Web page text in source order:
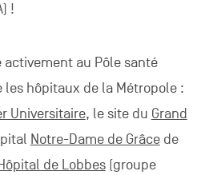
!
au Pôle santé
hôpitaux de la Métropole :
Universitaire, le site du Grand
Notre-Dame de Grâcede
de Lobbes(groupe